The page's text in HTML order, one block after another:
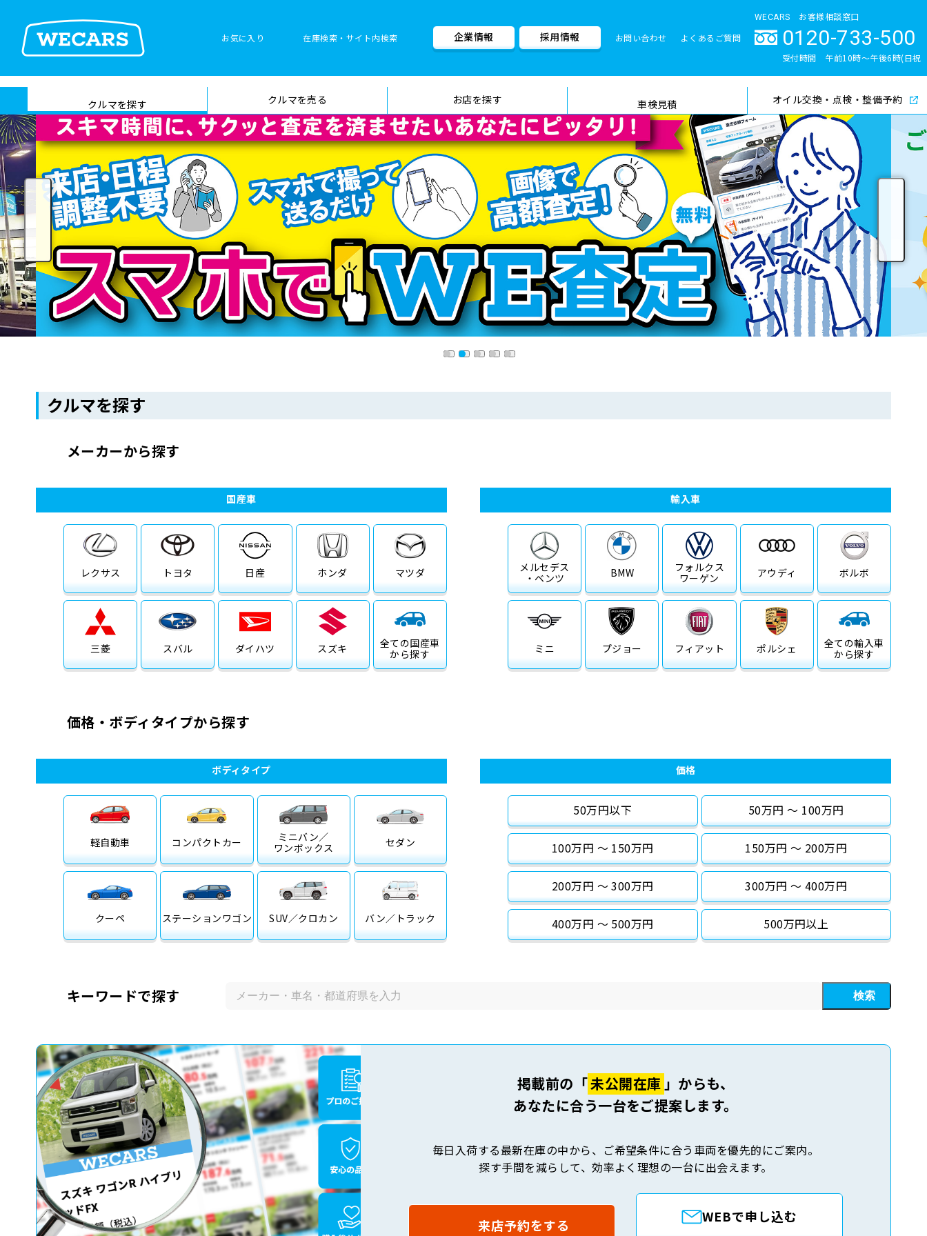
お気に入り 在庫検索・サイト内検索
在庫検索
サイト内検
索
検索
企業情報 採用情報 お問い合わせ よくあるご質問
WECARS お客様相談窓口
0120-733-500
受付時間 午前10時〜午後6時(日祝
クルマを探す クルマを売る お店を探す 車検見積
車検料金・メニュー 品質管理とサポート体制
オイル交換・点検・整備予約
クルマを探す
メーカーから探す
国産車
レクサス トヨタ 日産 ホンダ マツダ
三菱 スバル ダイハツ スズキ 全ての国産車
から探す
輸入車
メルセデス
・ベンツ
BMW
フォルクス
ワーゲン
アウディ ボルボ
ミニ プジョー フィアット ポルシェ 全ての輸入車
から探す
価格・ボディタイプから探す
ボディタイプ
軽自動車 コンパクトカー
ミニバン／
ワンボックス
セダン
クーペ ステーションワゴン SUV／クロカン バン／ トラック
価格
50万円以下 50万円 〜 100万円
100万円 〜 150万円 150万円 〜 200万円
200万円 〜 300万円 300万円 〜 400万円
400万円 〜 500万円 500万円以上
キーワードで探す 検索
掲載前の「未公開在庫 」からも、
あなたに合う一台をご提案します。
毎日入荷する最新在庫の中から、ご希望条件に合う車両を優先的にご案内。
探す手間を減らして、効率よく理想の一台に出会えます。
来店予約をする
WEBで申し込む